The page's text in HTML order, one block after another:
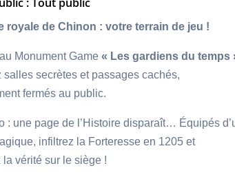
royale de Chinon : votre terrain de jeu !
Monument Game « Les gardiens du temps
salles secrètes et passages cachés,
fermés au public.
: une page de l’Histoire disparaît… Équipés
infiltrez la Forteresse en 1205 et
la vérité sur le siège !